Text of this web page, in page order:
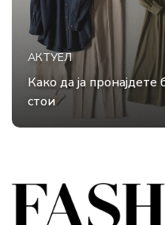
АКТУЕЛ
Како да ја пронајдете
стои